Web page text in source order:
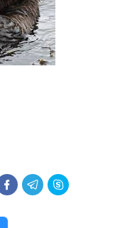
  